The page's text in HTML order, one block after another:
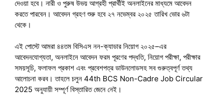
দেওয়া হবে। নারী ও পুরুষ উভয় আগ্রহী প্রার্থীই অনলাইনের মাধ্যমে আবেদন
করতে পারবেন। আবেদন গ্রহণ শুরু হবে ২৭ নভেম্বর ২০২৫ তারিখ ভোর ৬টা
থেকে।
এই পোস্টে আমরা ৪৪তম বিসিএস নন-ক্যাডার নিয়োগ ২০২৫–এর
আবেদনযোগ্যতা, অনলাইনে আবেদন ফরম পূরণের পদ্ধতি, নিয়োগ পরীক্ষা, পরীক্ষার
সময়সূচি, ফলাফল প্রকাশ এবং প্রবেশপত্র ডাউনলোডসহ সব গুরুত্বপূর্ণ তথ্য
আলোচনা করব। তাহলে চলুন 44th BCS Non-Cadre Job Circular
2025 অনুযায়ী সম্পূর্ণ বিস্তারিত জেনে নেই।